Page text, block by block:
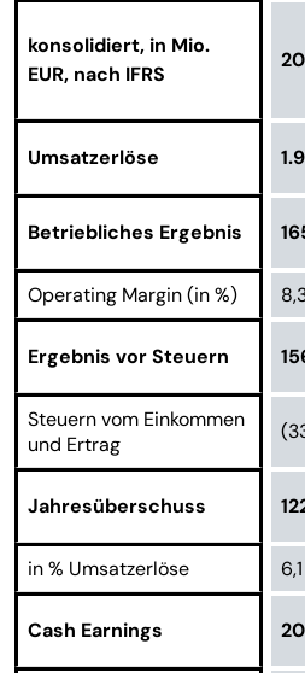
konsolidiert, in Mio.
EUR, nach IFRS
Umsatzerlöse
Betriebliches Ergebnis
Operating Margin (in %)
Ergebnis vor Steuern
Steuern vom Einkommen
und Ertrag
Jahresüberschuss
in % Umsatzerlöse
Cash Earnings